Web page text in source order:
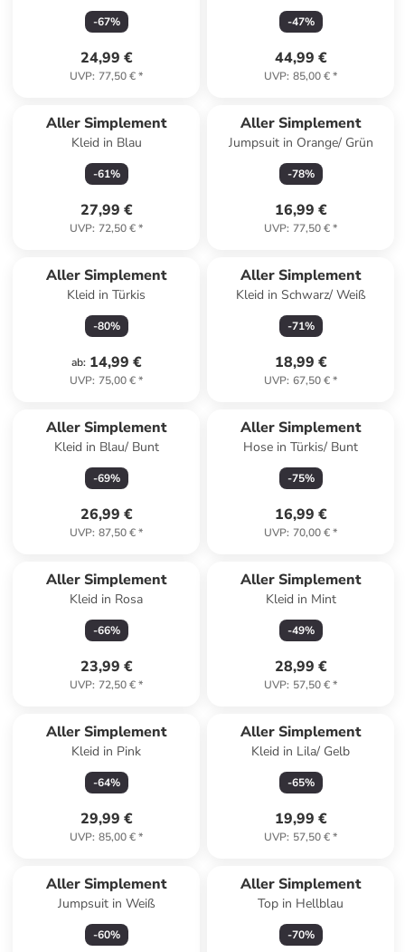
-67%
24,99 €
UVP: 77,50 €*
-47%
44,99 €
UVP: 85,00 €*
Aller Simplement
Kleid in Blau
-61%
27,99 €
UVP: 72,50 €*
Aller Simplement
Jumpsuit in Orange/ Grün
-78%
16,99 €
UVP: 77,50 €*
Aller Simplement
Kleid in Türkis
-80%
ab: 14,99 €
UVP: 75,00 €*
Aller Simplement
Kleid in Schwarz/ Weiß
-71%
18,99 €
UVP: 67,50 €*
Aller Simplement
Kleid in Blau/ Bunt
-69%
26,99 €
UVP: 87,50 €*
Aller Simplement
Hose in Türkis/ Bunt
-75%
16,99 €
UVP: 70,00 €*
Aller Simplement
Kleid in Rosa
-66%
23,99 €
UVP: 72,50 €*
Aller Simplement
Kleid in Mint
-49%
28,99 €
UVP: 57,50 €*
Aller Simplement
Kleid in Pink
-64%
29,99 €
UVP: 85,00 €*
Aller Simplement
Kleid in Lila/ Gelb
-65%
19,99 €
UVP: 57,50 €*
Aller Simplement
Jumpsuit in Weiß
-60%
Aller Simplement
Top in Hellblau
-70%